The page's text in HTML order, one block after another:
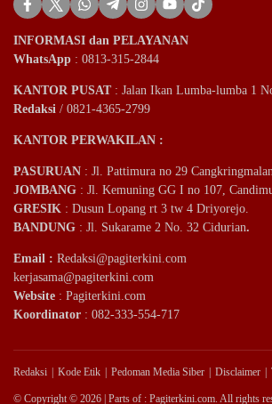
INFORMASI dan PELAYANAN
WhatsApp : 0813-315-2844
KANTOR PUSAT: Jalan Ikan Lumba-lumba 1
Redaksi / 0821-4365-2799
KANTOR PERWAKILAN :
PASURUAN : Jl. Pattimura no 29
JOMBANG : Jl. Kemuning GG I no 107,
GRESIK : Dusun Lopang rt 3 tw 4 Driyorejo.
BANDUNG : Jl. Sukarame 2 No. 32 Cidurian.
Email : Redaksi@pagiterkini.com
kerjasama@pagiterkini.com
Website : Pagiterkini.com
Koordinator : 082-333-554-717
Redaksi Kode Etik Pedoman Media Siber Disclaimer
© Copyright © 2026 | Parts of : Pagiterkini.com. All rights